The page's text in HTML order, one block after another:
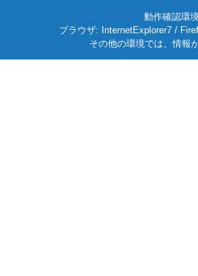
動作確認環
ブラウザ: InternetExplorer7 /
その他の環境では、情報